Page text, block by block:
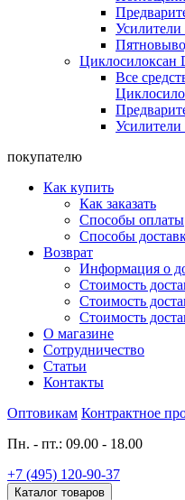
Усилители
Циклосилоксан
Все
Усилители
покупателю
Как купить
Как заказать
Способы оплаты
Способы
Возврат
Информация о
Стоимость
Стоимость
Стоимость
О магазине
Сотрудничество
Статьи
Контакты
Оптовикам Контрактное
Пн. - пт.: 09.00 - 18.00
+7 (495) 120-90-37
Каталог товаров